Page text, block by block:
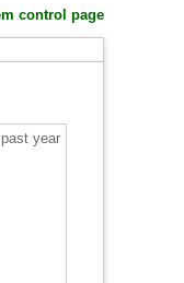
control page
year